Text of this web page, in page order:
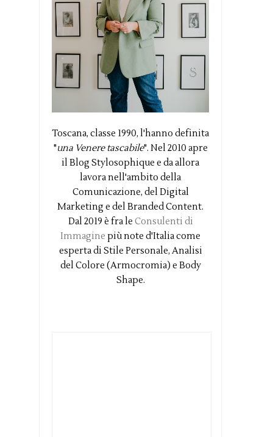
Toscana, classe 1990, l'hanno definita
"una Venere tascabile". Nel 2010 apre
il Blog Stylosophique e da allora
lavora nell'ambito della
Comunicazione, del Digital
Marketing e del Branded Content.
Dal 2019 è fra le Consulenti di
Immagine più note d'Italia come
esperta di Stile Personale, Analisi
del Colore (Armocromia) e Body
Shape.